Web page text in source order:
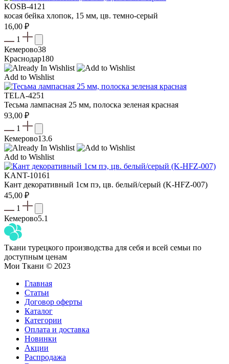
KOSB-4121
косая бейка хлопок, 15 мм, цв. темно-серый
16,00 ₽
1
Кемерово38
Краснодар180
Add to Wishlist
TELA-4251
Тесьма лампасная 25 мм, полоска зеленая красная
93,00 ₽
1
Кемерово13.6
Add to Wishlist
KANT-10161
Кант декоративный 1см пэ, цв. белый/серый (K-HFZ-007)
45,00 ₽
1
Кемерово5.1
Ткани турецкого производства для себя и всей семьи по
доступным ценам
Мои Ткани © 2023
Главная
Статьи
Договор оферты
Каталог
Категории
Оплата и доставка
Новинки
Акции
Распродажа